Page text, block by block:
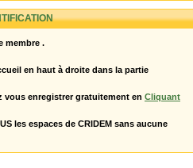
membre .
en haut à droite dans la partie
vous enregistrer gratuitement en Cliquant
les espaces de CRIDEM sans aucune